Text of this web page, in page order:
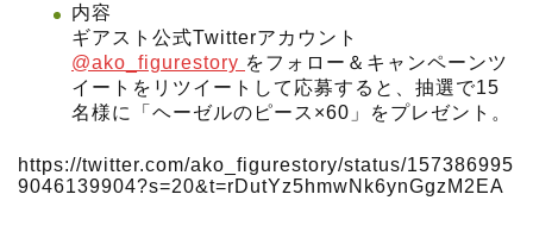
内容
ギアスト公式Twitterアカウント
@ako_figurestory をフォロー＆キャンペーンツ
イートをリツイートして応募すると、抽選で15
名様に「ヘーゼルのピース×60」をプレゼント。
https://twitter.com/ako_figurestory/status/157386995
9046139904?s=20&t=rDutYz5hmwNk6ynGgzM2EA